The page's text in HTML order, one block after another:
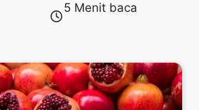
5 Menit baca